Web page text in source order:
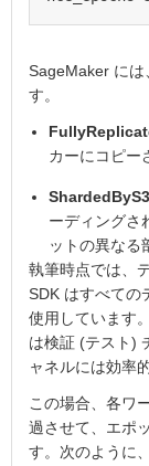
SageMaker には
す。
カーにコピー
ーディングさ
ットの異なる
執筆時点では、
SDK はすべての
使用しています
は検証 (テスト)
ャネルには効率
この場合、各ワ
過させて、エポ
す。次のように